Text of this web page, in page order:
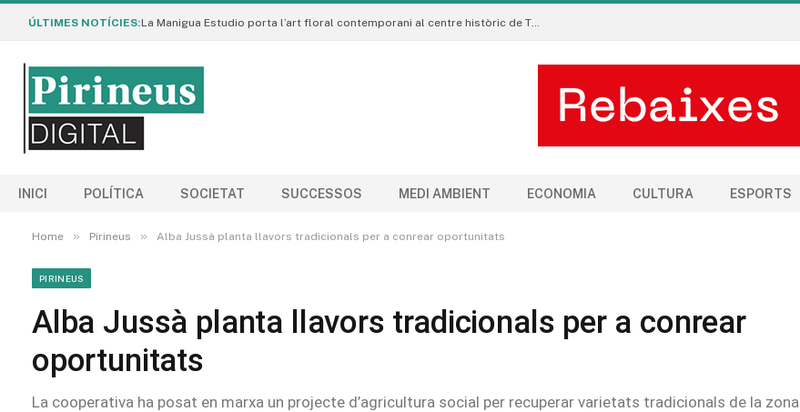
ÚLTIMES NOTÍCIES: La Manigua Estudio porta l’art floral contemporani al centre històric de Tremp
INICI POLÍTICA SOCIETAT SUCCESSOS MEDI AMBIENT ECONOMIA CULTURA ESPORTS
Home » Pirineus » Alba Jussà planta llavors tradicionals per a conrear oportunitats
PIRINEUS
Alba Jussà planta llavors tradicionals per a conrear
oportunitats
La cooperativa ha posat en marxa un projecte d’agricultura social per recuperar varietats tradicionals de la zona